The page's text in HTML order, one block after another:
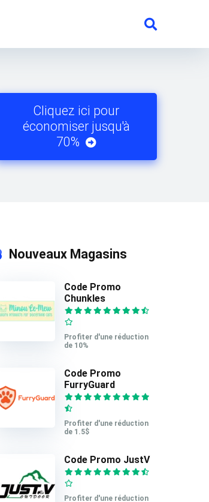
Cliquez ici pour
économiser jusqu'à
70%
Nouveaux Magasins
Code Promo
Chunkles
Profiter d'une réduction
de 10%
Code Promo
FurryGuard
Profiter d'une réduction
de 1.5$
Code Promo JustV
Profiter d'une réduction